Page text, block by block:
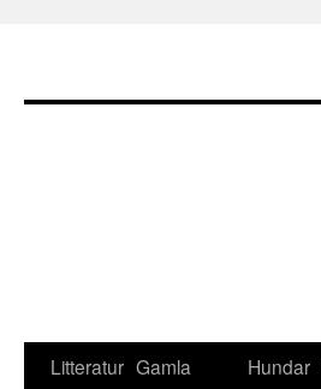
Litteratur Gamla
Hundar